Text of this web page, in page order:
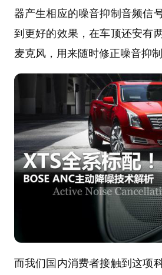
器产生相应的噪音抑制音频信
到更好的效果，在车顶还安有
麦克风，用来随时修正噪音抑制
而我们国内消费者接触到这项